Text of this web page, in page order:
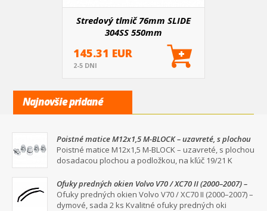
Stredový tlmič 76mm SLIDE
304SS 550mm
145.31 EUR
2-5 DNI
Najnovšie pridané
Poistné matice M12x1,5 M-BLOCK – uzavreté, s plochou
dosadacou plochou a podložkou, na kľúč 19/21
Poistné matice M12x1,5 M-BLOCK – uzavreté, s plochou
dosadacou plochou a podložkou, na kľúč 19/21 K
Ofuky predných okien Volvo V70 / XC70 II (2000–2007) –
dymové, sada 2 ks
Ofuky predných okien Volvo V70 / XC70 II (2000–2007) –
dymové, sada 2 ks Kvalitné ofuky predných oki